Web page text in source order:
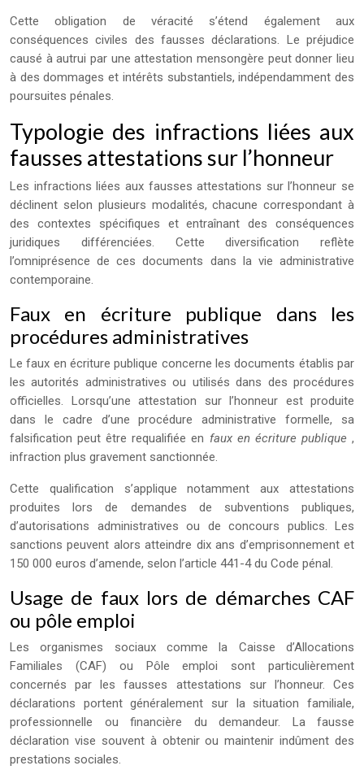
Cette obligation de véracité s’étend également aux
conséquences civiles des fausses déclarations. Le préjudice
causé à autrui par une attestation mensongère peut donner lieu
à des dommages et intérêts substantiels, indépendamment des
poursuites pénales.
Typologie des infractions liées aux
fausses attestations sur l’honneur
Les infractions liées aux fausses attestations sur l’honneur se
déclinent selon plusieurs modalités, chacune correspondant à
des contextes spécifiques et entraînant des conséquences
juridiques différenciées. Cette diversification reflète
l’omniprésence de ces documents dans la vie administrative
contemporaine.
Faux en écriture publique dans les
procédures administratives
Le faux en écriture publique concerne les documents établis par
les autorités administratives ou utilisés dans des procédures
officielles. Lorsqu’une attestation sur l’honneur est produite
dans le cadre d’une procédure administrative formelle, sa
falsification peut être requalifiée en faux en écriture publique,
infraction plus gravement sanctionnée.
Cette qualification s’applique notamment aux attestations
produites lors de demandes de subventions publiques,
d’autorisations administratives ou de concours publics. Les
sanctions peuvent alors atteindre dix ans d’emprisonnement et
150 000 euros d’amende, selon l’article 441-4 du Code pénal.
Usage de faux lors de démarches CAF
ou pôle emploi
Les organismes sociaux comme la Caisse d’Allocations
Familiales (CAF) ou Pôle emploi sont particulièrement
concernés par les fausses attestations sur l’honneur. Ces
déclarations portent généralement sur la situation familiale,
professionnelle ou financière du demandeur. La fausse
déclaration vise souvent à obtenir ou maintenir indûment des
prestations sociales.